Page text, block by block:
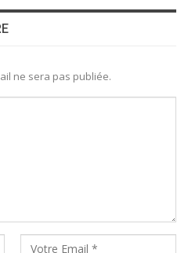
ne sera pas publiée.